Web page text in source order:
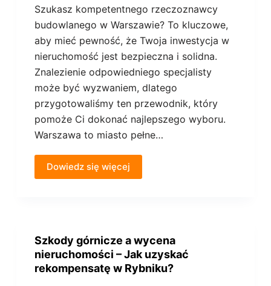
Szukasz kompetentnego rzeczoznawcy
budowlanego w Warszawie? To kluczowe,
aby mieć pewność, że Twoja inwestycja w
nieruchomość jest bezpieczna i solidna.
Znalezienie odpowiedniego specjalisty
może być wyzwaniem, dlatego
przygotowaliśmy ten przewodnik, który
pomoże Ci dokonać najlepszego wyboru.
Warszawa to miasto pełne…
Dowiedz się więcej
Szkody górnicze a wycena
nieruchomości – Jak uzyskać
rekompensatę w Rybniku?